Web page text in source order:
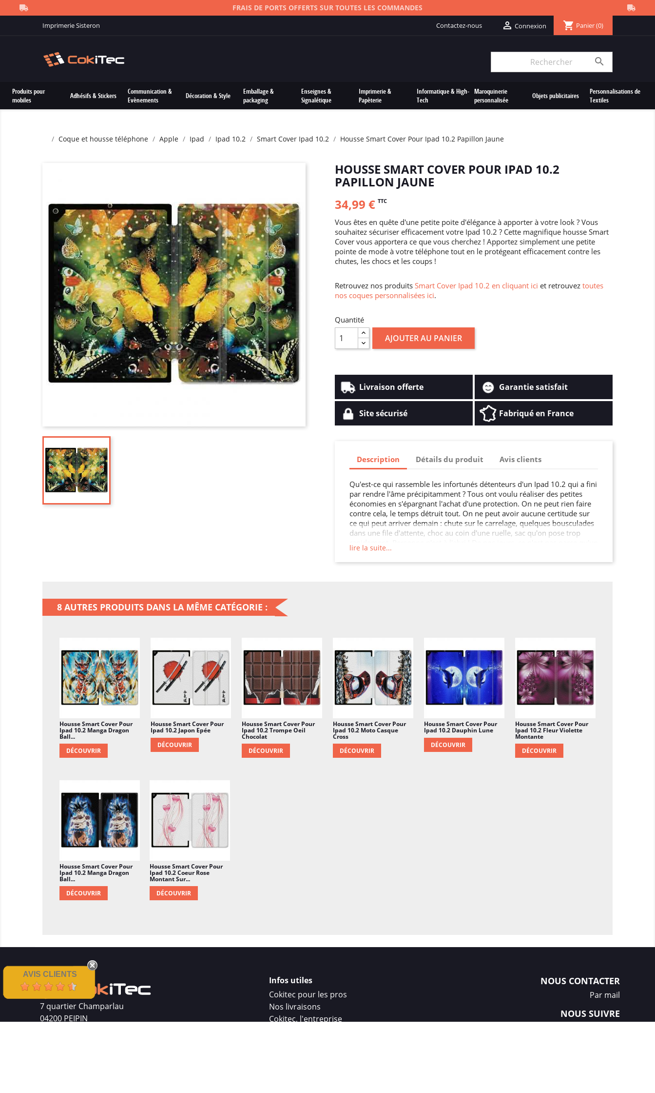
FRAIS DE PORTS OFFERTS SUR TOUTES LES COMMANDES
Imprimerie Sisteron Contactez-nous  Connexion shopping_cart Panier(0)

Produits pour
mobiles
Adhésifs & Stickers
Communication &
Evènements
Décoration & Style
Emballage &
packaging
Enseignes &
Signalétique
Imprimerie &
Papèterie
Informatique & High-
Tech
Maroquinerie
personnalisée
Objets publicitaires
Personnalisations de
Textiles
Coque et housse téléphone Apple Ipad Ipad 10.2 Smart Cover Ipad 10.2 Housse Smart Cover Pour Ipad 10.2 Papillon Jaune
HOUSSE SMART COVER POUR IPAD 10.2
PAPILLON JAUNE
34,99 € TTC
Vous êtes en quête d'une petite poite d'élégance à apporter à votre look ? Vous
souhaitez sécuriser efficacement votre Ipad 10.2 ? Cette magnifique housse Smart
Cover vous apportera ce que vous cherchez ! Apportez simplement une petite
pointe de mode à votre téléphone tout en le protégeant efficacement contre les
chutes, les chocs et les coups !
Retrouvez nos produits Smart Cover Ipad 10.2 en cliquant ici et retrouvez toutes
nos coques personnalisées ici.
Quantité
AJOUTER AU PANIER
Livraison offerte Garantie satisfait
Site sécurisé Fabriqué en France
Description Détails du produit Avis clients
Qu'est-ce qui rassemble les infortunés détenteurs d'un Ipad 10.2 qui a fini
par rendre l'âme précipitamment ? Tous ont voulu réaliser des petites
économies en s'épargnant l'achat d'une protection. On ne peut rien faire
contre cela, le temps détruit tout. On ne peut avoir aucune certitude sur
ce qui peut arriver demain : chute sur le carrelage, quelques bousculades
dans une file d'attente, choc au coin d'une ruelle, sac qu'on pose trop
téléphone coûte très cher qu'il est invulnérable? Fêlures, bosses, touches
qui ne fonctionnent plus, la liste des problèmes potentiels est longue...
lire la suite...
8 AUTRES PRODUITS DANS LA MÊME CATÉGORIE :
Housse Smart Cover Pour
Ipad 10.2 Manga Dragon
Ball...
DÉCOUVRIR
Housse Smart Cover Pour
Ipad 10.2 Japon Epée
DÉCOUVRIR
Housse Smart Cover Pour
Ipad 10.2 Trompe Oeil
Chocolat
DÉCOUVRIR
Housse Smart Cover Pour
Ipad 10.2 Moto Casque
Cross
DÉCOUVRIR
Housse Smart Cover Pour
Ipad 10.2 Dauphin Lune
DÉCOUVRIR
Housse Smart Cover Pour
Ipad 10.2 Fleur Violette
Montante
DÉCOUVRIR
Housse Smart Cover Pour
Ipad 10.2 Manga Dragon
Ball...
DÉCOUVRIR
Housse Smart Cover Pour
Ipad 10.2 Coeur Rose
Montant Sur...
DÉCOUVRIR
7 quartier Champarlau
04200 PEIPIN
Infos utiles
Cokitec pour les pros
Nos livraisons
Cokitec, l'entreprise
NOUS CONTACTER
Par mail
NOUS SUIVRE
AVIS CLIENTS